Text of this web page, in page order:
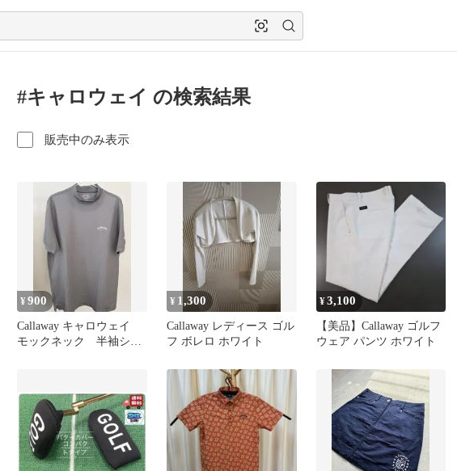
#キャロウェイ の検索結果
販売中のみ表示
¥900
Callaway キャロウェイ
モックネック 半袖シャ
¥ 1,300
Callaway レディース ゴル
フ ボレロ ホワイト
¥3,100
【美品】Callaway ゴルフ
ウェア パンツ ホワイト